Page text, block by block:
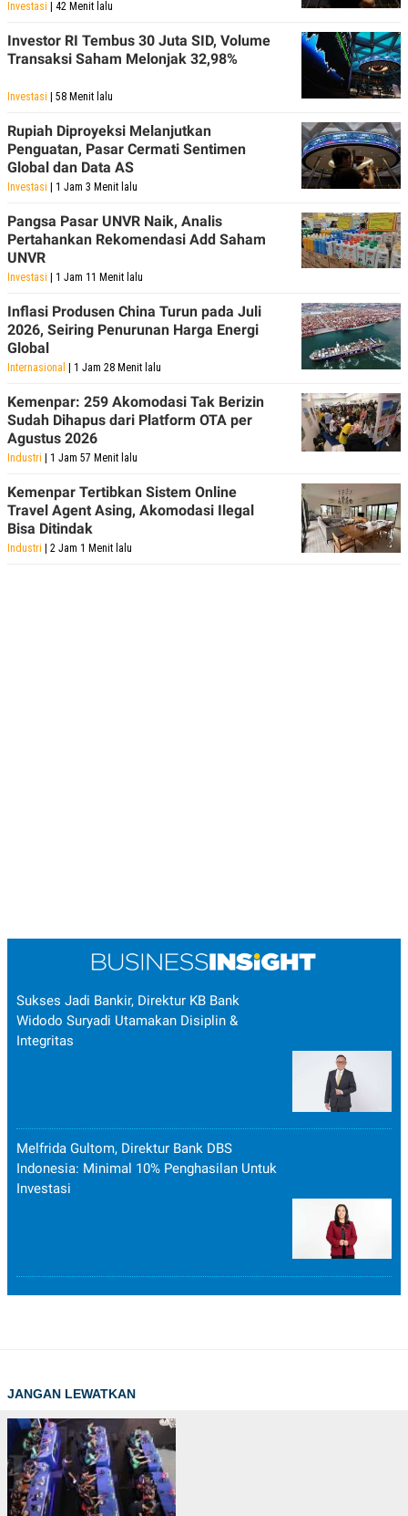
Investasi | 42 Menit lalu
Investor RI Tembus 30 Juta SID, Volume
Transaksi Saham Melonjak 32,98%
Investasi | 58 Menit lalu
Rupiah Diproyeksi Melanjutkan
Penguatan, Pasar Cermati Sentimen
Global dan Data AS
Investasi | 1 Jam 3 Menit lalu
Pangsa Pasar UNVR Naik, Analis
Pertahankan Rekomendasi Add Saham
UNVR
Investasi | 1 Jam 11 Menit lalu
Inflasi Produsen China Turun pada Juli
2026, Seiring Penurunan Harga Energi
Global
Internasional | 1 Jam 28 Menit lalu
Kemenpar: 259 Akomodasi Tak Berizin
Sudah Dihapus dari Platform OTA per
Agustus 2026
Industri | 1 Jam 57 Menit lalu
Kemenpar Tertibkan Sistem Online
Travel Agent Asing, Akomodasi Ilegal
Bisa Ditindak
Industri | 2 Jam 1 Menit lalu
Sukses Jadi Bankir, Direktur KB Bank
Widodo Suryadi Utamakan Disiplin &
Integritas
Melfrida Gultom, Direktur Bank DBS
Indonesia: Minimal 10% Penghasilan Untuk
Investasi
JANGAN LEWATKAN